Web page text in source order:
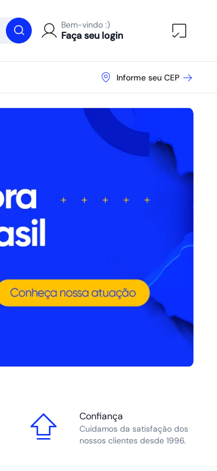
Bem-vindo :)
Faça seu login Abrir
Informe seu CEP
Confiança
Cuidamos da satisfação dos
nossos clientes desde 1996.